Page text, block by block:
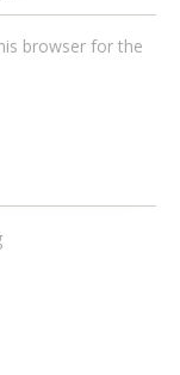
browser for the